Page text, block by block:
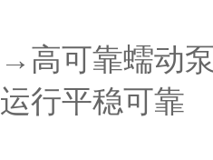
→高可靠蠕动
运行平稳可靠